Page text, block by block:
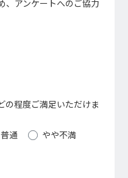
、アンケートへのご協力
の程度ご満足いただけま
普通
やや不満